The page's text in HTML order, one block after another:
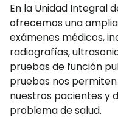
En la Unidad Integral
ofrecemos una
exámenes médicos,
radiografías,
pruebas de función
pruebas nos
nuestros pacientes y
problema de salud.